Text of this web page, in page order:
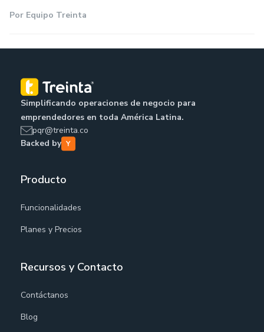
Por Equipo Treinta
Simplificando operaciones de negocio para
emprendedores en toda América Latina.
pqr@treinta.co
Backed by
Producto
Funcionalidades
Planes y Precios
Recursos y Contacto
Contáctanos
Blog